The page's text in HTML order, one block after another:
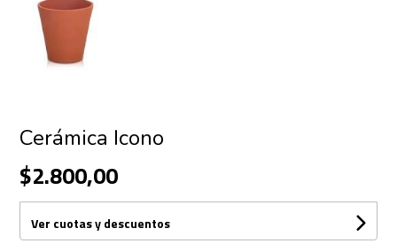
Cerámica Icono
$2.800,00
Ver cuotas y descuentos